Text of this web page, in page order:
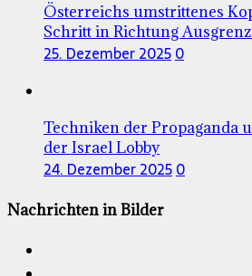
Österreichs umstrittenes
Schritt in Richtung
25. Dezember 20250
Techniken der Propaganda
der Israel Lobby
24. Dezember 20250
Nachrichten in Bilder